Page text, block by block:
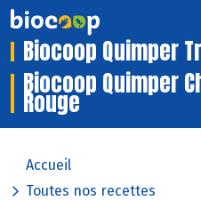
Biocoop Quimper
Biocoop Quimper
Rouge
Accueil
Toutes nos recettes